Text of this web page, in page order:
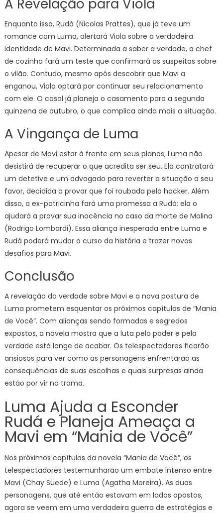
A Revelação para Viola
Enquanto isso, Rudá (Nicolas Prattes), que já teve um
romance com Luma, alertará Viola sobre a verdadeira
identidade de Mavi. Determinada a saber a verdade, a chef
de cozinha fará um teste que confirmará as suspeitas sobre
o vilão. Contudo, mesmo após descobrir que Mavi a
enganou, Viola optará por continuar seu relacionamento
com ele. O casal já planeja o casamento para a segunda
quinzena de outubro, o que complica ainda mais a situação.
A Vingança de Luma
Apesar de Mavi estar à frente em seus planos, Luma não
desistirá de recuperar o que acredita ser seu. Ela contratará
um detetive e um advogado para reverter a situação a seu
favor, decidida a provar que foi roubada pelo hacker. Além
disso, a ex-patricinha fará uma promessa a Rudá: ela o
ajudará a provar sua inocência no caso da morte de Molina
(Rodrigo Lombardi). Essa aliança inesperada entre Luma e
Rudá poderá mudar o curso da história e trazer novos
desafios para Mavi.
Conclusão
A revelação da verdade sobre Mavi e a nova postura de
Luma prometem esquentar os próximos capítulos de “Mania
de Você”. Com alianças sendo formadas e segredos
expostos, a novela mostra que a luta pelo poder e pela
verdade está longe de acabar. Os telespectadores ficarão
ansiosos para ver como as personagens enfrentarão as
consequências de suas escolhas e quais surpresas ainda
estão por vir na trama.
Luma Ajuda a Esconder
Rudá e Planeja Ameaça a
Mavi em “Mania de Você”
Nos próximos capítulos da novela “Mania de Você”, os
telespectadores testemunharão um embate intenso entre
Mavi (Chay Suede) e Luma (Agatha Moreira). As duas
personagens, que até então estavam em lados opostos,
agora se veem em uma verdadeira guerra de estratégias e